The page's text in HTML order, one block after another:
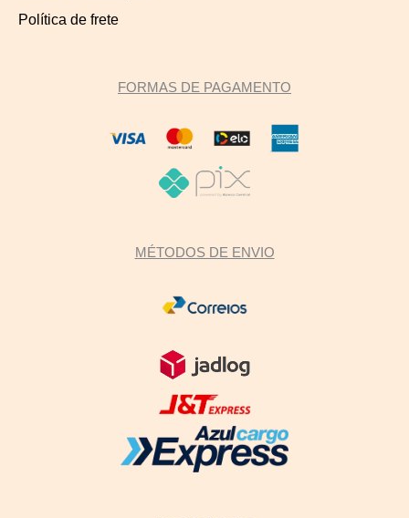
Política de frete
FORMAS DE PAGAMENTO
MÉTODOS DE ENVIO